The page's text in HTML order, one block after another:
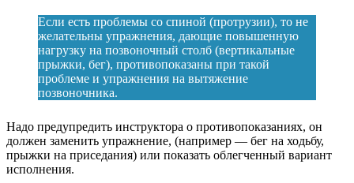
Если есть проблемы со спиной (протрузии), то не
желательны упражнения, дающие повышенную
нагрузку на позвоночный столб (вертикальные
прыжки, бег), противопоказаны при такой
проблеме и упражнения на вытяжение
позвоночника.
Надо предупредить инструктора о противопоказаниях, он
должен заменить упражнение, (например — бег на ходьбу,
прыжки на приседания) или показать облегченный вариант
исполнения.